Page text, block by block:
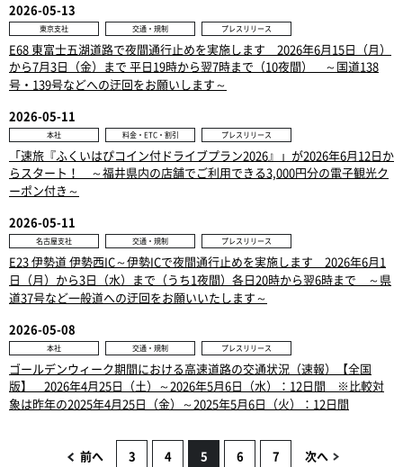
2026-05-13
東京支社 交通・規制 プレスリリース
E68 東富士五湖道路で夜間通行止めを実施します 2026年6月15日（月）
から7月3日（金）まで 平日19時から翌7時まで（10夜間） ～国道138
号・139号などへの迂回をお願いします～
2026-05-11
本社 料金・ETC・割引 プレスリリース
「速旅『ふくいはぴコイン付ドライブプラン2026』」が2026年6月12日か
らスタート！ ～福井県内の店舗でご利用できる3,000円分の電子観光ク
ーポン付き～
2026-05-11
名古屋支社 交通・規制 プレスリリース
E23 伊勢道 伊勢西IC～伊勢ICで夜間通行止めを実施します 2026年6月1
日（月）から3日（水）まで（うち1夜間）各日20時から翌6時まで ～県
道37号など一般道への迂回をお願いいたします～
2026-05-08
本社 交通・規制 プレスリリース
ゴールデンウィーク期間における高速道路の交通状況（速報）【全国
版】 2026年4月25日（土）～2026年5月6日（水）：12日間 ※比較対
象は昨年の2025年4月25日（金）～2025年5月6日（火）：12日間
前へ 3 4 5 6 7 次へ